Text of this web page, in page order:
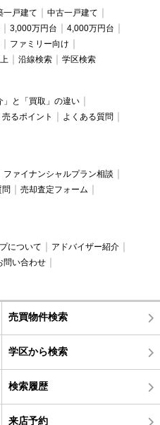
一戸建て
中古一戸建て
3,000万円台
4,000万円台
ファミリー向け
沿線検索 学区検索
」と「買取」の違い
るポイント
よくある質問
ファイナンシャルプラン相談
問
売却査定フォーム
について
アドバイザー紹介
問い合わせ
売買物件検索
学区から検索
検索履歴
来店予約